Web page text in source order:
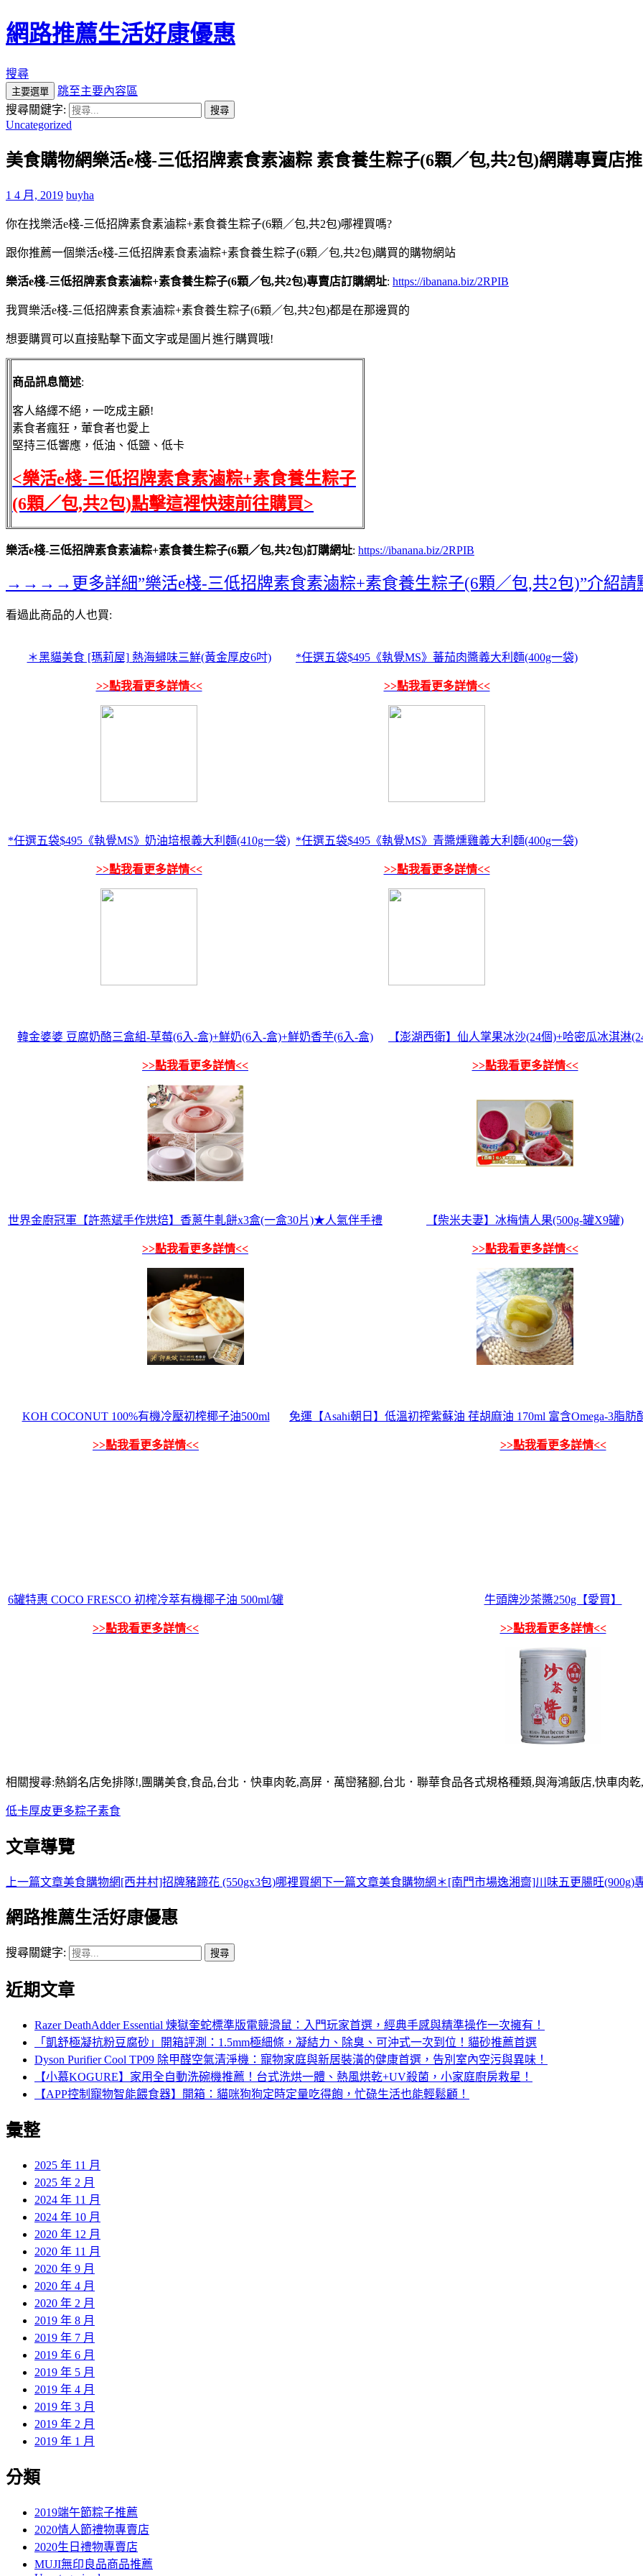
網路推薦生活好康優惠
搜尋
主要選單
跳至主要內容區
搜尋關鍵字:
Uncategorized
美食購物網樂活e棧-三低招牌素食素滷粽 素食養生粽子(6顆／包,共2包)網購專賣店推
1 4 月, 2019 buyha
你在找樂活e棧-三低招牌素食素滷粽+素食養生粽子(6顆／包,共2包)哪裡買嗎?
跟你推薦一個樂活e棧-三低招牌素食素滷粽+素食養生粽子(6顆／包,共2包)購買的購物網站
樂活e棧-三低招牌素食素滷粽+素食養生粽子(6顆／包,共2包)專賣店訂購網址: https://ibanana.biz/2RPIB
我買樂活e棧-三低招牌素食素滷粽+素食養生粽子(6顆／包,共2包)都是在那邊買的
想要購買可以直接點擊下面文字或是圖片進行購買哦!
商品訊息簡述:
客人絡繹不絕，一吃成主顧!
素食者瘋狂，葷食者也愛上
堅持三低響應，低油、低鹽、低卡
<樂活e棧-三低招牌素食素滷粽+素食養生粽子
(6顆／包,共2包)點擊這裡快速前往購買>
樂活e棧-三低招牌素食素滷粽+素食養生粽子(6顆／包,共2包)訂購網址: https://ibanana.biz/2RPIB
→→→→更多詳細”樂活e棧-三低招牌素食素滷粽+素食養生粽子(6顆／包,共2包)”介
看過此商品的人也買:
＊黑貓美食 [瑪莉屋] 熱海蟳味三鮮(黃金厚皮6吋)
>>點我看更多詳情<<
*任選五袋$495《執覺MS》蕃茄肉醬義大利麵(400g一袋)
>>點我看更多詳情<<
*任選五袋$495《執覺MS》奶油培根義大利麵(410g一袋)
>>點我看更多詳情<<
*任選五袋$495《執覺MS》青醬燻雞義大利麵(400g一袋)
>>點我看更多詳情<<
韓金婆婆 豆腐奶酪三盒組-草莓(6入-盒)+鮮奶(6入-盒)+鮮奶香芋(6入-盒)
>>點我看更多詳情<<
【澎湖西衛】仙人掌果冰沙(24個)+哈密瓜冰淇淋
>>點我看更多詳情<<
世界金廚冠軍【許燕斌手作烘焙】香蔥牛軋餅x3盒(一盒30片)★人氣伴手禮
>>點我看更多詳情<<
【柴米夫妻】冰梅情人果(500g-罐X9罐)
>>點我看更多詳情<<
KOH COCONUT 100%有機冷壓初榨椰子油500ml
>>點我看更多詳情<<
免運【Asahi朝日】低溫初搾紫蘇油 荏胡麻油 170ml 富含Omega-3脂肪
>>點我看更多詳情<<
6罐特惠 COCO FRESCO 初榨冷萃有機椰子油 500ml/罐
>>點我看更多詳情<<
牛頭牌沙茶醬250g【愛買】
>>點我看更多詳情<<
相關搜尋:熱銷名店免排隊!,團購美食,食品,台北．快車肉乾,高屏．萬巒豬腳,台北．聯華食品各式規格種類,與海鴻飯店,快車肉
低卡厚皮更多粽子素食
文章導覽
上一篇文章美食購物網[西井村]招牌豬蹄花 (550gx3包)哪裡買網下一篇文章美食購物網＊[南門市場逸湘齋]川味五更腸旺(900g)
網路推薦生活好康優惠
搜尋關鍵字:
近期文章
Razer DeathAdder Essential 煉獄奎蛇標準版電競滑鼠：入門玩家首選，經典手感與精準操作一次擁有！
「凱舒極凝抗粉豆腐砂」開箱評測：1.5mm極細條，凝結力、除臭、可沖式一次到位！貓砂推薦首選
Dyson Purifier Cool TP09 除甲醛空氣清淨機：寵物家庭與新居裝潢的健康首選，告別室內空污與異味！
【小慕KOGURE】家用全自動洗碗機推薦！台式洗烘一體、熱風烘乾+UV殺菌，小家庭廚房救星！
【APP控制寵物智能餵食器】開箱：貓咪狗狗定時定量吃得飽，忙碌生活也能輕鬆顧！
彙整
2025 年 11 月
2025 年 2 月
2024 年 11 月
2024 年 10 月
2020 年 12 月
2020 年 11 月
2020 年 9 月
2020 年 4 月
2020 年 2 月
2019 年 8 月
2019 年 7 月
2019 年 6 月
2019 年 5 月
2019 年 4 月
2019 年 3 月
2019 年 2 月
2019 年 1 月
分類
2019端午節粽子推薦
2020情人節禮物專賣店
2020生日禮物專賣店
MUJI無印良品商品推薦